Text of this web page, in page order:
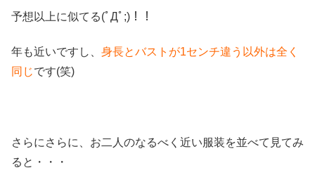
予想以上に似てる(ﾟДﾟ;)！！
年も近いですし、 身長とバストが1センチ違う以外は全く
同じです(笑)
さらにさらに、お二人のなるべく近い服装を並べて見てみ
ると・・・